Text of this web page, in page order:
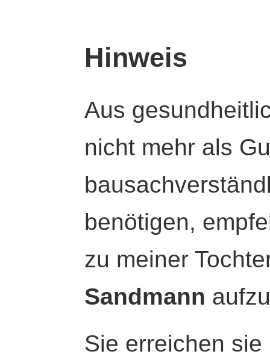
Hinweis
Aus
nicht mehr als
benötigen,
zu meiner
Sandmann
Sie erreichen sie